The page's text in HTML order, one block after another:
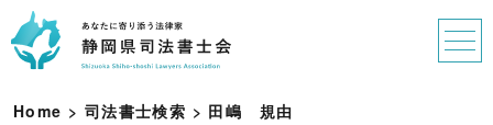
Home > 司法書士検索 > 田嶋 規由